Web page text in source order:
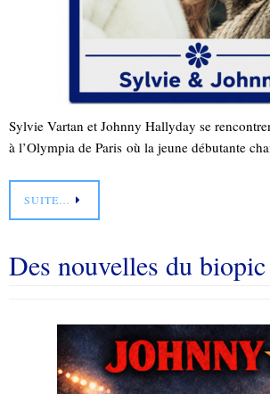
Sylvie Vartan et Johnny Hallyday se
à l’Olympia de Paris où la jeune débutante
SUITE…
Des nouvelles du